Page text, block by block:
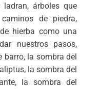
árboles que
de piedra,
hierba como una
nuestros pasos,
barro, la sombra del
la sombra del
la sombra del